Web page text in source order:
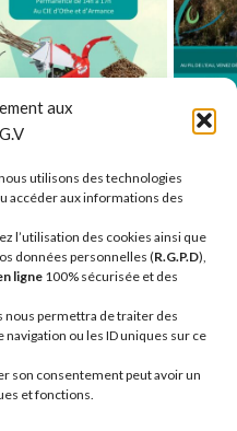
aux
utilisons des technologies
accéder aux informations des
l’utilisation des cookies ainsi que
données personnelles (R.G.P.D),
ligne 100% sécurisée et des
nous permettra de traiter des
ou les ID uniques sur ce
son consentement peut avoir un
et fonctions.
Nos